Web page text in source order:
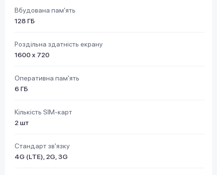
Вбудована пам'ять
128 ГБ
Роздільна здатність екрану
1600 х 720
Оперативна пам'ять
6 ГБ
Кількість SIM-карт
2 шт
Стандарт зв'язку
4G (LTE), 2G, 3G